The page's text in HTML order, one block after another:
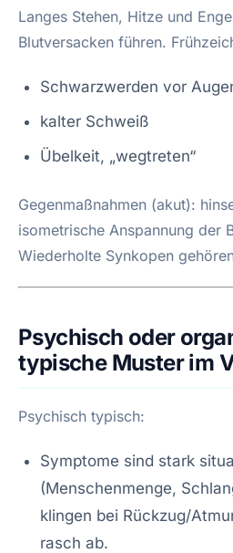
Langes Stehen, Hitze und
Blutversacken führen.
Schwarzwerden vor
kalter Schweiß
Übelkeit, „wegtreten“
Gegenmaßnahmen (akut):
isometrische Anspannung der
Wiederholte Synkopen
Psychisch oder
typische Muster im
Psychisch typisch:
Symptome sind stark
(Menschenmenge,
klingen bei Rückzug/
rasch ab.